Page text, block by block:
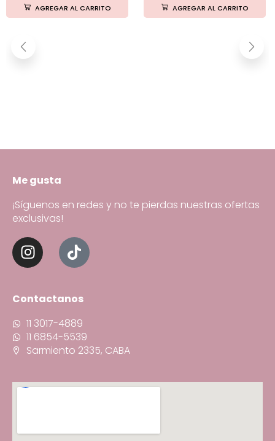
AGREGAR AL CARRITO AGREGAR AL CARRITO
Me gusta
¡Síguenos en redes y no te pierdas nuestras ofertas
exclusivas!
Contactanos
11 3017-4889
11 6854-5539
Sarmiento 2335, CABA